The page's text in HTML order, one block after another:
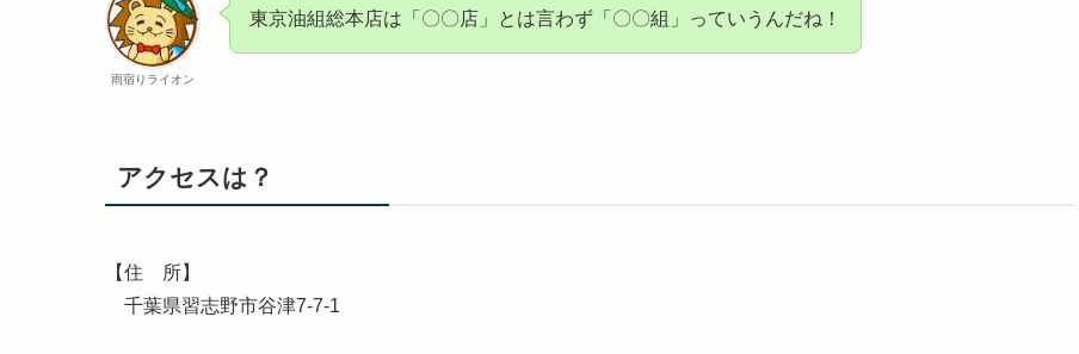
雨宿りライオン
東京油組総本店は「〇〇店」とは言わず「〇〇組」っていうんだね！
アクセスは？
【住 所】
千葉県習志野市谷津7-7-1